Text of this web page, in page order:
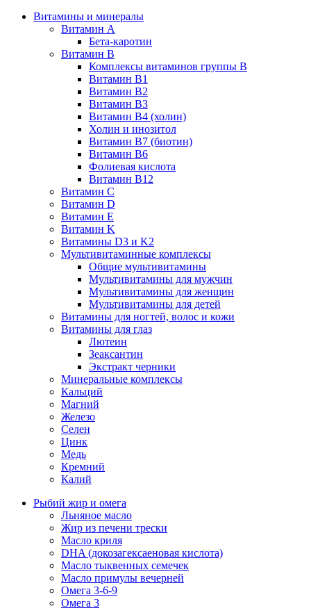
Витамины и минералы
Витамин A
Бета-каротин
Витамин B
Комплексы витаминов группы B
Витамин B1
Витамин B2
Витамин B3
Витамин B4 (холин)
Холин и инозитол
Витамин B7 (биотин)
Витамин B6
Фолиевая кислота
Витамин B12
Витамин C
Витамин D
Витамин E
Витамин K
Витамины D3 и K2
Мультивитаминные комплексы
Общие мультивитамины
Мультивитамины для мужчин
Мультивитамины для женщин
Мультивитамины для детей
Витамины для ногтей, волос и кожи
Витамины для глаз
Лютеин
Зеаксантин
Экстракт черники
Минеральные комплексы
Кальций
Магний
Железо
Селен
Цинк
Медь
Кремний
Калий
Рыбий жир и омега
Льняное масло
Жир из печени трески
Масло криля
DHA (докозагексаеновая кислота)
Масло тыквенных семечек
Масло примулы вечерней
Омега 3-6-9
Омега 3